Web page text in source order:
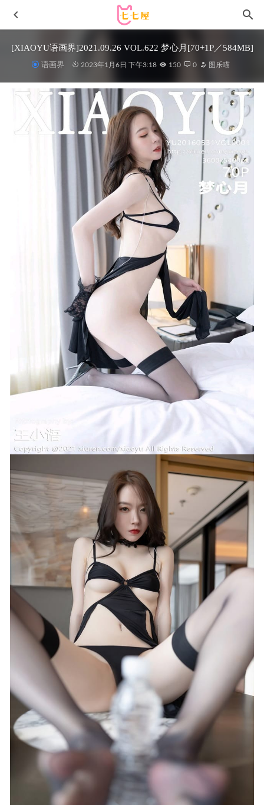
[XIAOYU语画界]2021.09.26 VOL.622 梦心月[70+1P／584MB]
语画界 2023年1月6日 下午3:18 150 0 图乐喵
雪晴Astra – NO.075 圣诞节 红格子[71P3V-1.62GB]
2025-03-
Ligui丽柜 – 2020.10.26《红色小情调》凉儿[72+1P-32M]
黑白御猫 – NO.02 白猫的一日[43P-148MB]
2022-06-09
啊日日_Ganlory – NO.018 忍者喵喵[56P-309MB] 2023-01-16
[ROSI写真]2021.11.12 NO.3630[93+1P／131MB]